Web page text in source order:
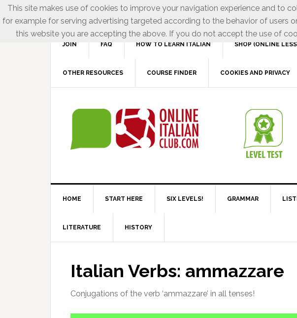
JOIN FAQ HOW TO LEARN ITALIAN SHOP (ONLINE
OTHER RESOURCES COURSE FINDER COOKIES AND PRIVACY
HOME START HERE SIX LEVELS! GRAMMAR
LITERATURE HISTORY
Italian Verbs: ammazzare
Conjugations of the verb ‘ammazzare’ in all tenses!
This site makes use of cookies to improve your navigation experience and to
for example for serving advertising targeted according to the behavior of users
this website you are accepting the above. If you do not accept the use of